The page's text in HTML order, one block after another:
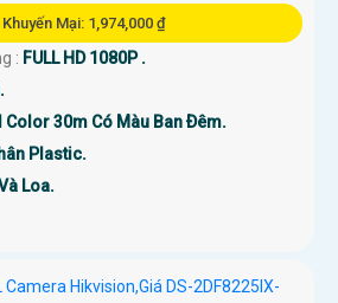
Khuyến Mại: 1,974,000 ₫
: FULL HD 1080P .
Color 30m Có Màu Ban Ðêm.
Plastic.
Loa.